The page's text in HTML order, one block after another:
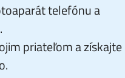
telefónu a
priateľom a získajte